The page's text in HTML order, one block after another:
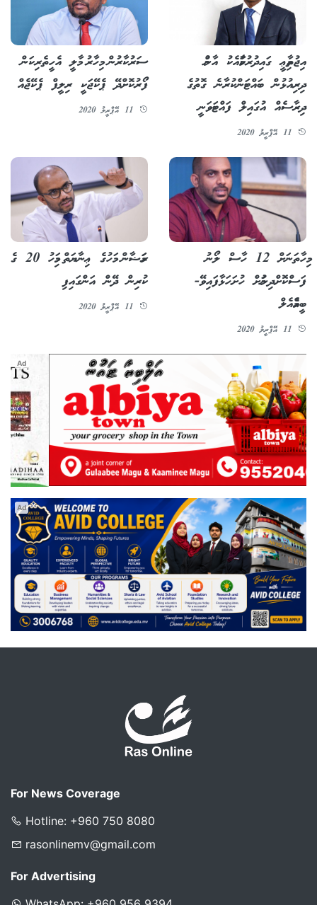
އިޖުތިމާޢީ ގައިދުރުކަމާއެކު އާންމު
ދިރިއުޅުން ބައްޓަންކުރާނެ ގޮތުގެ
ދިރާސެއް އުގައިލް ފައްޓަވަނީ
ސަރުކާރުން މިހާރު މާލީ އެހީތެރިކަން
ފޯރުކޮށްދޭ ޕެކޭޖަކީ ރިލީފް ޕެކޭޖެއް
މިހާތަނަށް 12 ހާސް ލޯނު
ފަސްކޮށްދިނުމަށް ހުށަހަޅާފައިވޭ-
ބީއެމްއެލް
ރަމަޟާން މަހުގެ ޢިނާޔަތް މިމަހު 20 ގެ
ކުރިން ދޭން އަންގައިފި
Ad
Ad
For News Coverage
Hotline: +960 750 8080
rasonlinemv@gmail.com
For Advertising